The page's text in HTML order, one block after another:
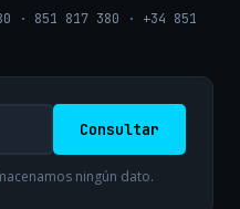
· 851 817 380 · +34 851
Consultar
ningún dato.